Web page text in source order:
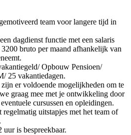
team voor langere tijd in
dagdienst functie met een salaris
bruto per maand afhankelijk van
Opbouw Pensioen/
25 vakantiedagen.
er voldoende mogelijkheden om te
graag mee met je ontwikkeling door
cursussen en opleidingen.
uitstapjes met het team of
is bespreekbaar.